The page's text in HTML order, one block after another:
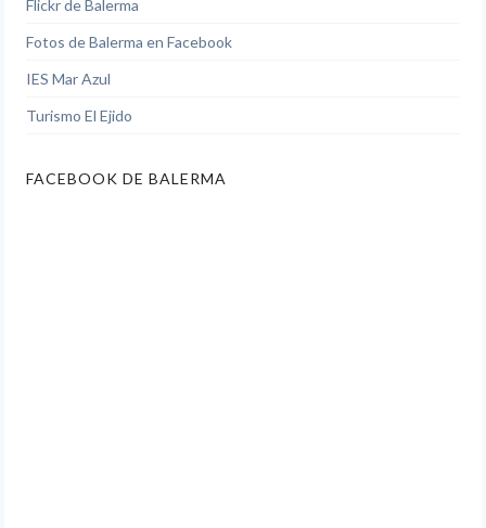
Flickr de Balerma
Fotos de Balerma en Facebook
IES Mar Azul
Turismo El Ejido
FACEBOOK DE BALERMA